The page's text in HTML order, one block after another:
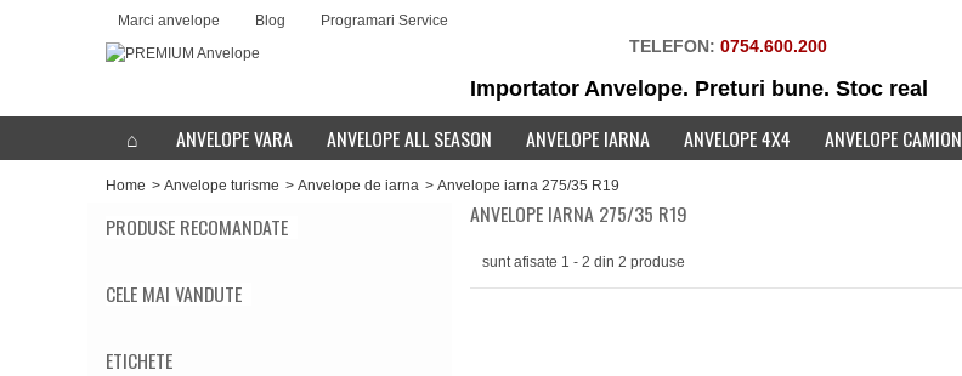
Marci anvelope Blog Programari Service
TELEFON: 0754.600.200
Importator Anvelope. Preturi bune. Stoc real
ANVELOPE VARA ANVELOPE ALL SEASON ANVELOPE IARNA ANVELOPE 4X4 ANVELOPE CAMION
Home > Anvelope turisme > Anvelope de iarna > Anvelope iarna 275/35 R19
PRODUSE RECOMANDATE
CELE MAI VANDUTE
ETICHETE
ANVELOPE IARNA 275/35 R19
sunt afisate 1 - 2 din 2 produse